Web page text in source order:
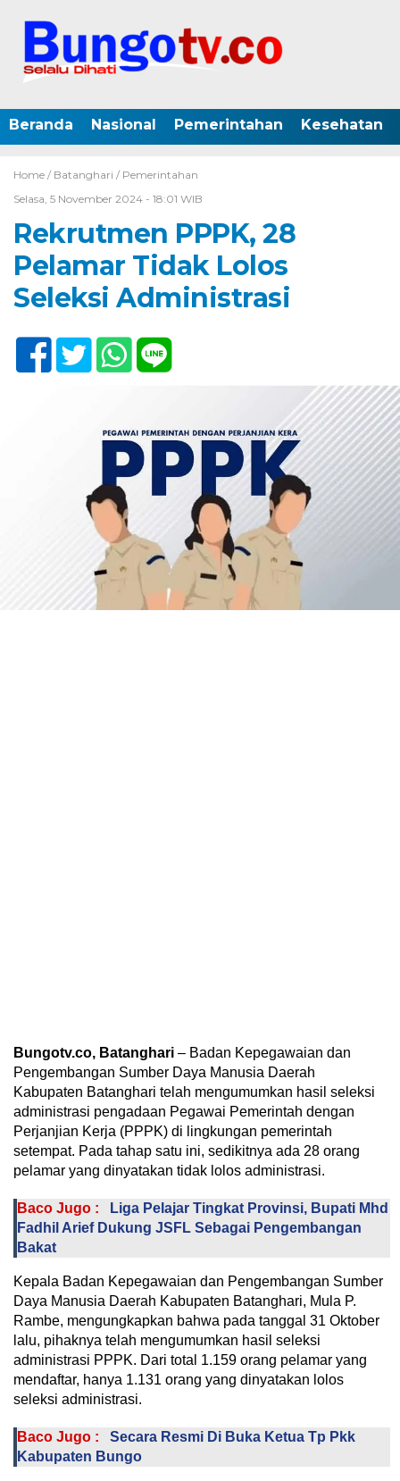
Beranda Nasional Pemerintahan Kesehatan
Home / Batanghari / Pemerintahan
Selasa, 5 November 2024 - 18:01 WIB
Rekrutmen PPPK, 28
Pelamar Tidak Lolos
Seleksi Administrasi
Bungotv.co, Batanghari – Badan Kepegawaian dan
Pengembangan Sumber Daya Manusia Daerah
Kabupaten Batanghari telah mengumumkan hasil seleksi
administrasi pengadaan Pegawai Pemerintah dengan
Perjanjian Kerja (PPPK) di lingkungan pemerintah
setempat. Pada tahap satu ini, sedikitnya ada 28 orang
pelamar yang dinyatakan tidak lolos administrasi.
Baco Jugo :
Liga Pelajar Tingkat Provinsi, Bupati Mhd
Fadhil Arief Dukung JSFL Sebagai Pengembangan
Bakat
Kepala Badan Kepegawaian dan Pengembangan Sumber
Daya Manusia Daerah Kabupaten Batanghari, Mula P.
Rambe, mengungkapkan bahwa pada tanggal 31 Oktober
lalu, pihaknya telah mengumumkan hasil seleksi
administrasi PPPK. Dari total 1.159 orang pelamar yang
mendaftar, hanya 1.131 orang yang dinyatakan lolos
seleksi administrasi.
Baco Jugo :
Secara Resmi Di Buka Ketua Tp Pkk
Kabupaten Bungo